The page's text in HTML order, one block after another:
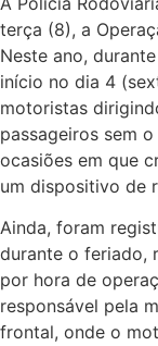
terça (8), a
Neste ano,
início no dia 4
motoristas
passageiros sem
ocasiões em que
um dispositivo de
Ainda, foram
durante o feriado,
por hora de
responsável pela
frontal, onde o